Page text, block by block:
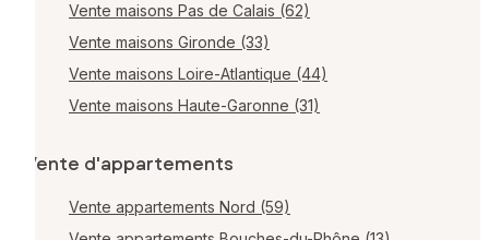
Vente maisons Pas de Calais (62)
Vente maisons Gironde (33)
Vente maisons Loire-Atlantique (44)
Vente maisons Haute-Garonne (31)
Vente d'appartements
Vente appartements Nord (59)